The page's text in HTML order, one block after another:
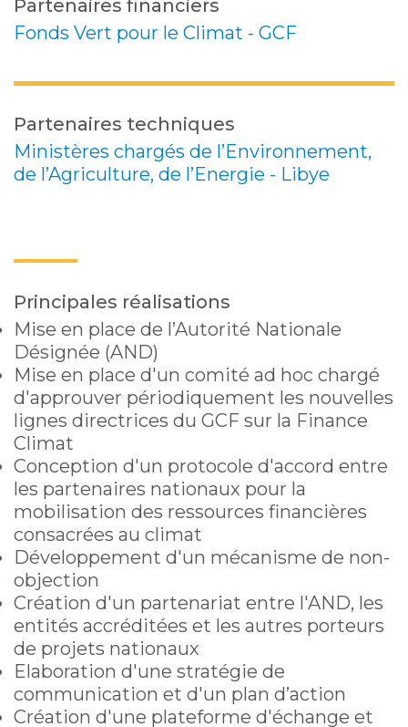
Partenaires financiers
Fonds Vert pour le Climat - GCF
Partenaires techniques
Ministères chargés de l’Environnement,
de l’Agriculture, de l’Energie - Libye
Principales réalisations
Mise en place de l’Autorité Nationale
Désignée (AND)
Mise en place d'un comité ad hoc chargé
d'approuver périodiquement les nouvelles
lignes directrices du GCF sur la Finance
Climat
Conception d'un protocole d'accord entre
les partenaires nationaux pour la
mobilisation des ressources financières
consacrées au climat
Développement d'un mécanisme de non-
objection
Création d'un partenariat entre l'AND, les
entités accréditées et les autres porteurs
de projets nationaux
Elaboration d'une stratégie de
communication et d'un plan d’action
Création d'une plateforme d'échange et